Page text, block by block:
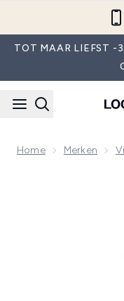
TOT MAAR LIEFST -
Home Merken